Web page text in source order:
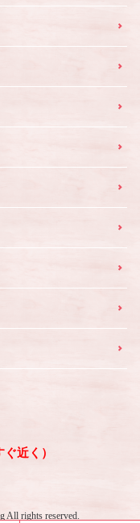
ぐ近く）
All rights reserved.